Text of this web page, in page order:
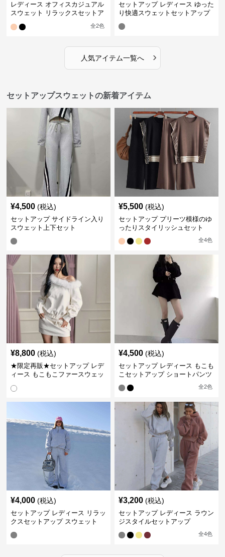
レディース オフィスカジュアル
スウェット リラックスセットア
全2色
セットアップ レディース ゆった
り快適スウェットセットアップ
人気アイテム一覧へ ›
セットアップスウェットの新着アイテム
¥4,500 (税込)
セットアップ サイドライン入り
スウェット上下セット
¥5,500 (税込)
セットアップ プリーツ模様のゆ
ったりスタイリッシュセット
全4色
¥8,800 (税込)
★限定再販★セットアップ レデ
ィース もこもこファースウェッ
¥4,500 (税込)
セットアップ レディース もこも
こセットアップ ショートパンツ
全2色
¥4,000 (税込)
セットアップ レディース リラッ
クスセットアップ スウェット
¥3,200 (税込)
セットアップ レディース ラウン
ジスタイルセットアップ
全4色